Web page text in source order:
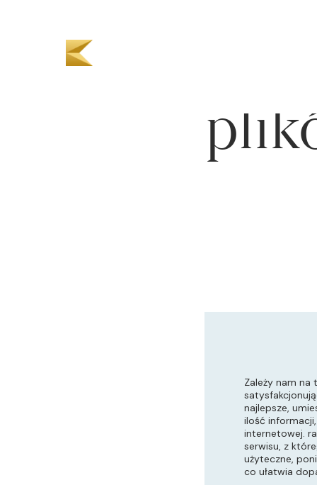
Zależy nam na
najlepsze,
ilość
internetowej.
serwisu, z
użyteczne,
co ułatwia